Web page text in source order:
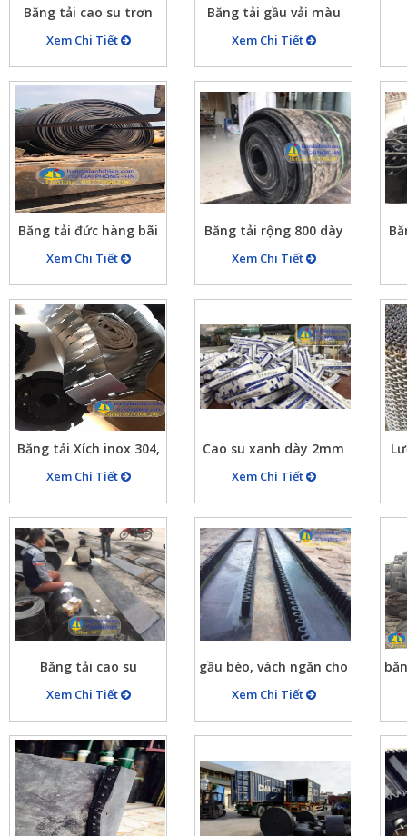
Băng tải cao su trơn
B500X5X10 chu vi nối
tròn 10900mm, dán
bèo hai bên cao 50mm
Xem Chi Tiết
Băng tải gầu vải màu
đỏ cam B300x8mm
Xem Chi Tiết
Băng tải đức hàng bãi
90% dày 15mm
Xem Chi Tiết
Băng tải rộng 800 dày
10mm, 5 lớp bố vải chịu
lực
Xem Chi Tiết
Băng tải Xích inox 304,
bang tai xich, bánh
răng cho băng tải xích
tại Ánh Thiên 675 Giải
Phóng – HN
Xem Chi Tiết
Cao su xanh dày 2mm
chống tĩnh điện dùng
trong các ngành công
nghiệp điện tử
Xem Chi Tiết
Băng tải cao su
Xem Chi Tiết
gầu bèo, vách ngăn cho
băng tải cao su
Xem Chi Tiết